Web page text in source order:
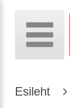
Esileht